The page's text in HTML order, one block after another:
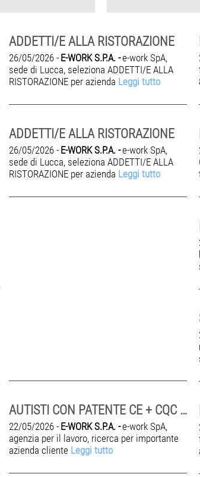
ADDETTI/E ALLA RISTORAZIONE
26/05/2026 - E-WORK S.P.A. -e-work SpA,
sede di Lucca, seleziona ADDETTI/E ALLA
RISTORAZIONE per azienda Leggi tutto
ADDETTI/E ALLA RISTORAZIONE
26/05/2026 - E-WORK S.P.A. -e-work SpA,
sede di Lucca, seleziona ADDETTI/E ALLA
RISTORAZIONE per azienda Leggi tutto
AUTISTI CON PATENTE CE + CQC MERCI - POMEZIA (RM)
22/05/2026 - E-WORK S.P.A. -e-work SpA,
agenzia per il lavoro, ricerca per importante
azienda cliente Leggi tutto